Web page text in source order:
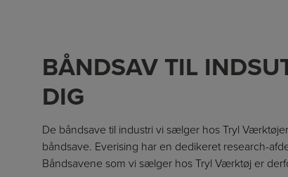
BÅNDSAV TIL
DIG
De båndsave til industri vi sælger hos Tryl
båndsave. Everising har en dedikeret research-
Båndsavene som vi sælger hos Tryl Værktøj er